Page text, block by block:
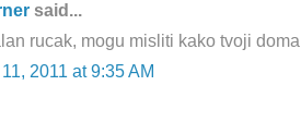
said...
rucak, mogu misliti kako tvoji
2011 at 9:35 AM